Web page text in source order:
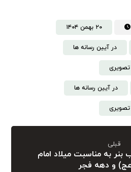
۲۰ بهمن ۱۴۰۴
در آیین رسانه ها
در آیین رسانه ها
قبلی
به مناسبت میلاد امام
و دهه فجر